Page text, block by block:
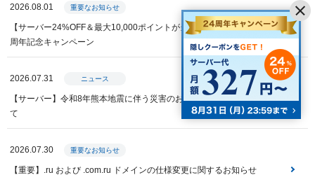
2026.08.01 重要なお知らせ
【サーバー24%OFF＆最大10,000ポイントが当たる】Value Domain 24
周年記念キャンペーン
2026.07.31 ニュース
【サーバー】令和8年熊本地震に伴う災害のお見舞いと特別措置につい
て
2026.07.30 重要なお知らせ
【重要】.ru および .com.ru ドメインの仕様変更に関するお知らせ